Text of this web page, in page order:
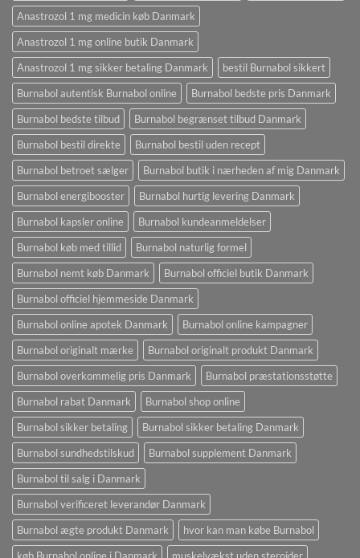
Anastrozol 1 mg medicin køb Danmark
Anastrozol 1 mg online butik Danmark
Anastrozol 1 mg sikker betaling Danmark
bestil Burnabol sikkert
Burnabol autentisk Burnabol online
Burnabol bedste pris Danmark
Burnabol bedste tilbud
Burnabol begrænset tilbud Danmark
Burnabol bestil direkte
Burnabol bestil uden recept
Burnabol betroet sælger
Burnabol butik i nærheden af ​​mig Danmark
Burnabol energibooster
Burnabol hurtig levering Danmark
Burnabol kapsler online
Burnabol kundeanmeldelser
Burnabol køb med tillid
Burnabol naturlig formel
Burnabol nemt køb Danmark
Burnabol officiel butik Danmark
Burnabol officiel hjemmeside Danmark
Burnabol online apotek Danmark
Burnabol online kampagner
Burnabol originalt mærke
Burnabol originalt produkt Danmark
Burnabol overkommelig pris Danmark
Burnabol præstationsstøtte
Burnabol rabat Danmark
Burnabol shop online
Burnabol sikker betaling
Burnabol sikker betaling Danmark
Burnabol sundhedstilskud
Burnabol supplement Danmark
Burnabol til salg i Danmark
Burnabol verificeret leverandør Danmark
Burnabol ægte produkt Danmark
hvor kan man købe Burnabol